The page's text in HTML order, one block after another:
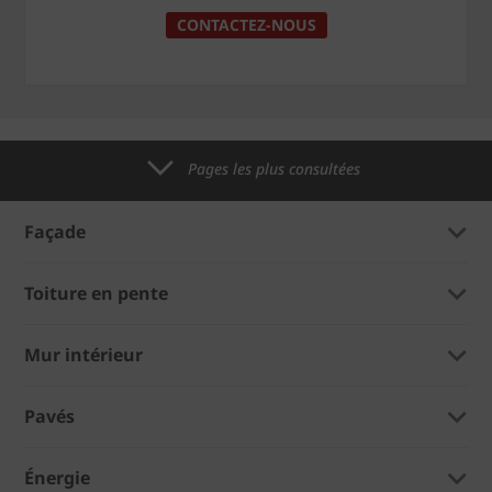
CONTACTEZ-NOUS
Pages les plus consultées
Façade
Toiture en pente
Mur intérieur
Pavés
Énergie